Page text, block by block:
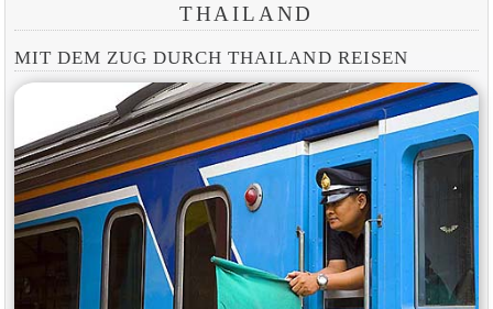
THAILAND
MIT DEM ZUG DURCH THAILAND REISEN